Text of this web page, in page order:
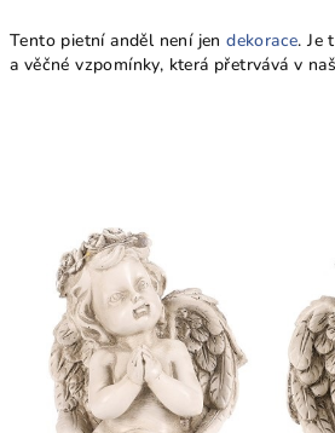
Tento pietní anděl není jendekorace. Je
a věčné vzpomínky, která přetrvává v